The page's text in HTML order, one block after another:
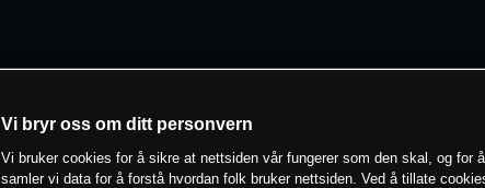
Vi bryr oss om ditt personvern
Vi bruker cookies for å sikre at nettsiden vår fungerer som den skal, og for
samler vi data for å forstå hvordan folk bruker nettsiden. Ved å tillate